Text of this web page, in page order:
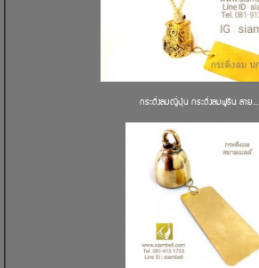
กระดิ่งลมญี่ปุ่น กระดิ่งลมฟูริน ลาย...